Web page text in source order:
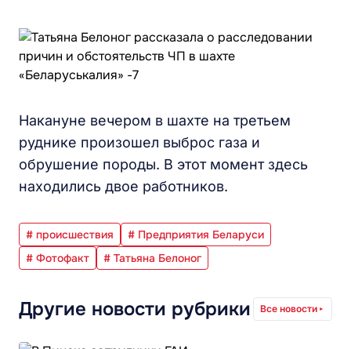
Накануне вечером в шахте на третьем
руднике произошел выброс газа и
обрушение породы. В этот момент здесь
находились двое работников.
# происшествия
# Предприятия Беларуси
# Фотофакт
# Татьяна Белоног
Другие новости рубрики Все новости